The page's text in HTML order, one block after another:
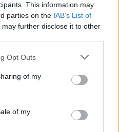
This information may
parties on the IAB’s List of
may further disclose it to other
Opt Outs
of my
of my
κτηνοτρόφοι που
ΕΛΑΣίτες
newsletter
απορρήτου